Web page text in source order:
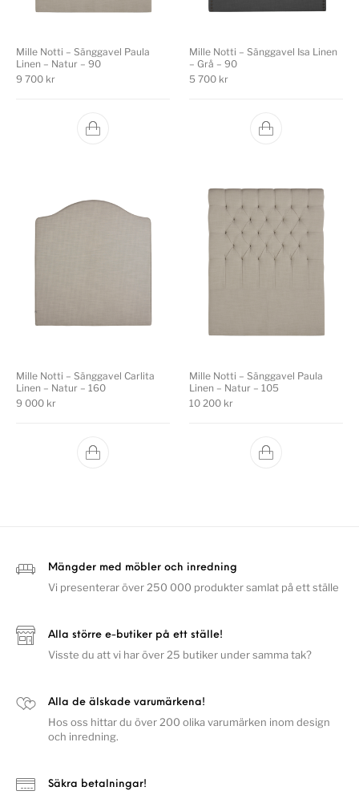
Mille Notti – Sänggavel Paula
Linen – Natur – 90
9 700 kr
Mille Notti – Sänggavel Isa Linen
– Grå – 90
5 700 kr
Mille Notti – Sänggavel Carlita
Linen – Natur – 160
9 000 kr
Mille Notti – Sänggavel Paula
Linen – Natur – 105
10 200 kr
Mängder med möbler och inredning
Vi presenterar över 250 000 produkter samlat på ett ställe
Alla större e-butiker på ett ställe!
Visste du att vi har över 25 butiker under samma tak?
Alla de älskade varumärkena!
Hos oss hittar du över 200 olika varumärken inom design
och inredning.
Säkra betalningar!